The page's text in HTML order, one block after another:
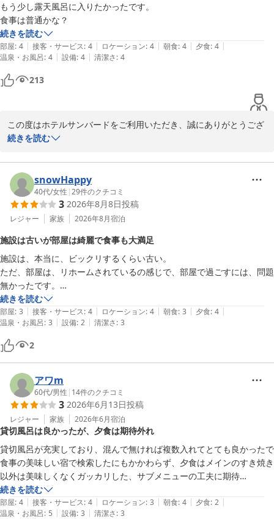
もう少し露天風呂に入りたかったです。
続きを読む
部屋: 4 | 接客・サービス: 4 | ロケーション: 4 | 朝食: 4 | 夕食: 4 |
温泉・お風呂: 4 | 設備: 4 | 清潔さ: 4
213
この度はホテルサンバードをご利用いただき、誠にありがとうござ
いました。
露天風呂につきまして、もう少しゆっくり入りたかったとのこと、
ご期待に添えず申し訳ございませんでした。より多くのお客様にご
利用いただくため時間制でのご案内となっておりますが、混雑状況
によっては追加でご利用いただける場合もございますので、次回は
お気軽にスタッフまでお声がけください。
また、お食事につきましても、よりご満足いただける内容を目指
し、味付けや献立の工夫に努めてまいります。
貴重なご意見をお寄せいただき、ありがとうございました。またの
お越しをスタッフ一同、心よりお待ち申し上げております。
１１種類の貸切露天風呂 水上高原／奥利根温泉 ホテルサンバー
2026-07-12
続きを読む
snowHappy
40代/女性 |29件のクチコミ
3 2026年8月8日投稿
レジャー 家族 2026年8月宿泊
施設は古いが部屋は綺麗で食事も大満足
施設は、本当に、ビックリするくらい古い。
ただ、部屋は、リホームされているの感じで、部屋で過ごすには、問題
無かったです。
朝食会場に行くまでの道のりが、なかなかの古さを感じる事に
夕食、部屋食にしたのですが、どれも美味しかったです。食べきれない
量で、釜で炊いた白米に手を付けることができませんでした
部屋の露天風呂の温度が高くて、ゆっくり入ることが出来なかったの
続きを読む
部屋: 3 | 接客・サービス: 4 | ロケーション: 4 | 朝食: 3 | 夕食: 4 |
温泉・お風呂: 3 | 設備: 2 | 清潔さ: 3
2
アワm
60代/男性 | 14件のクチコミ
3 2026年6月13日投稿
レジャー 家族 2026年6月宿泊
貸切風呂は良かったが、夕食は期待外れ
貸切風呂が充実しており、混んで無ければ複数入れてとても良かったで
食事の美味しい宿で検索したにもかかわらず、夕食はメインのすき焼き
以外は美味しくなくガッカリした、サブメニューの工夫に期待
一方朝食はバリエーションも豊富で皆美味しかった
続きを読む
部屋: 4 | 接客・サービス: 4 | ロケーション: 3 | 朝食: 4 | 夕食: 2 |
温泉・お風呂: 5 | 設備: 3 | 清潔さ: 3